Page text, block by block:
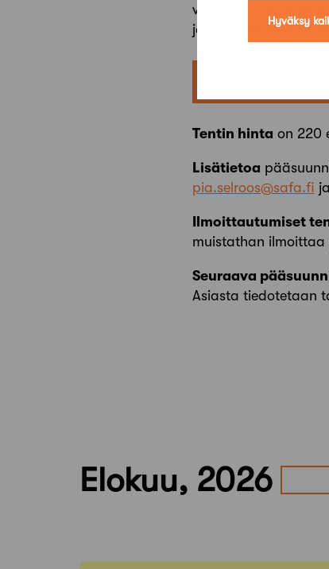
Hyväksy
vähintään 60 %
jolloin koko tentin
Tentin hinta on 220
Lisätietoa
pia.selroos@safa.fi
Ilmoittautumiset
muistathan ilmoittaa
Seuraava
Asiasta tiedotetaan
Elokuu, 2026